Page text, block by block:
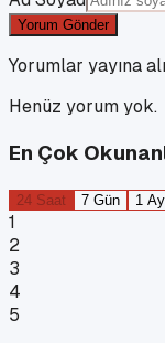
Yorum Gönder
Yorumlar yayına
Henüz yorum yok.
En Çok
24 Saat 7 Gün 1 Ay
1
2
3
4
5